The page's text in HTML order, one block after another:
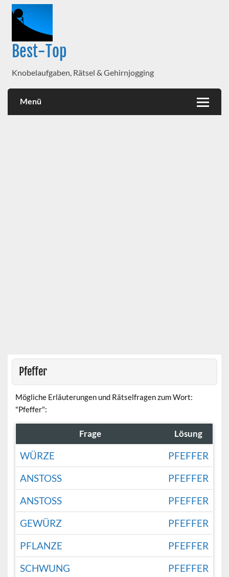
Best-Top
Knobelaufgaben, Rätsel & Gehirnjogging
Menü
Pfeffer
Mögliche Erläuterungen und Rätselfragen zum Wort:
"Pfeffer":
Frage Lösung
WÜRZE
PFEFFER
ANSTOSS
PFEFFER
ANSTOSS
PFEFFER
GEWÜRZ
PFEFFER
PFLANZE
PFEFFER
SCHWUNG
PFEFFER